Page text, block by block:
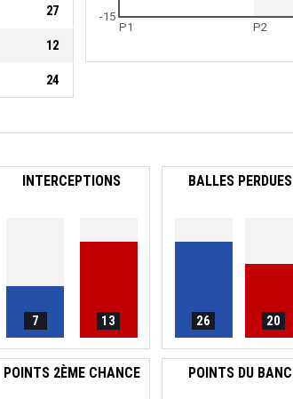
27
12
24
P1 P2
-15
INTERCEPTIONS
7 13
BALLES PERDUES
26 20
POINTS 2ÈME CHANCE POINTS DU BANC